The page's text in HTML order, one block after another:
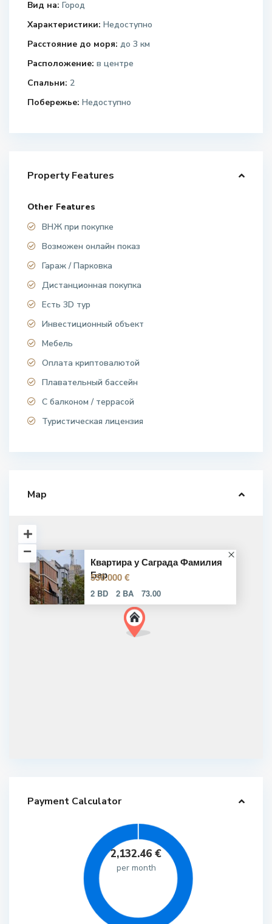
Вид на: Город
Характеристики: Недоступно
Расстояние до моря: до 3 км
Расположение: в центре
Спальни: 2
Побережье: Недоступно
Property Features
Other Features
ВНЖ при покупке
Возможен онлайн показ
Гараж / Парковка
Дистанционная покупка
Есть 3D тур
Инвестиционный объект
Мебель
Оплата криптовалютой
Плавательный бассейн
С балконом / террасой
Туристическая лицензия
Map
Квартира у Саграда Фамилия
Бар
550.000 €
2 BD 2 BA 73.00
Payment Calculator
2,132.46 €
per month